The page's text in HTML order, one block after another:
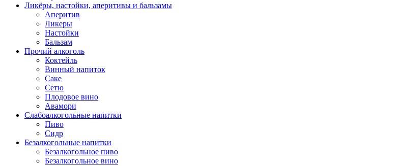
Ликёры, настойки, аперитивы и бальзамы
Аперитив
Ликеры
Настойки
Бальзам
Прочий алкоголь
Коктейль
Винный напиток
Саке
Сетю
Плодовое вино
Авамори
Слабоалкогольные напитки
Пиво
Сидр
Безалкогольные напитки
Безалкогольное пиво
Безалкогольное вино